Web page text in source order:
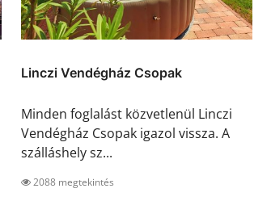
Linczi Vendégház Csopak
Minden foglalást közvetlenül Linczi
Vendégház Csopak igazol vissza. A
szálláshely sz...
2088 megtekintés